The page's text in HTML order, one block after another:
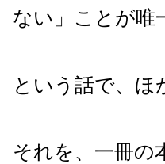
ない」ことが唯
という話で、ほ
それを、一冊の